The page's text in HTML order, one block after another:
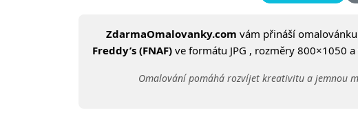
ZdarmaOmalovanky.com vám přináší omalovánku
Freddy’s (FNAF) ve formátu JPG , rozměry 800×1050
Omalování pomáhá rozvíjet kreativitu a jemnou